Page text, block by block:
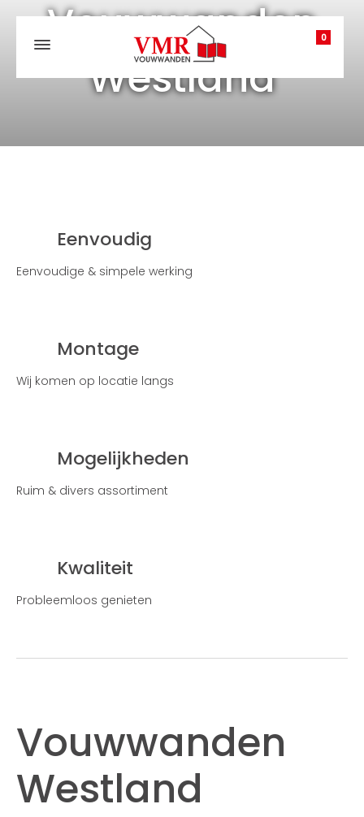
0
Vouwwanden
Westland
Eenvoudig
Eenvoudige & simpele werking
Montage
Wij komen op locatie langs
Mogelijkheden
Ruim & divers assortiment
Kwaliteit
Probleemloos genieten
Vouwwanden
Westland